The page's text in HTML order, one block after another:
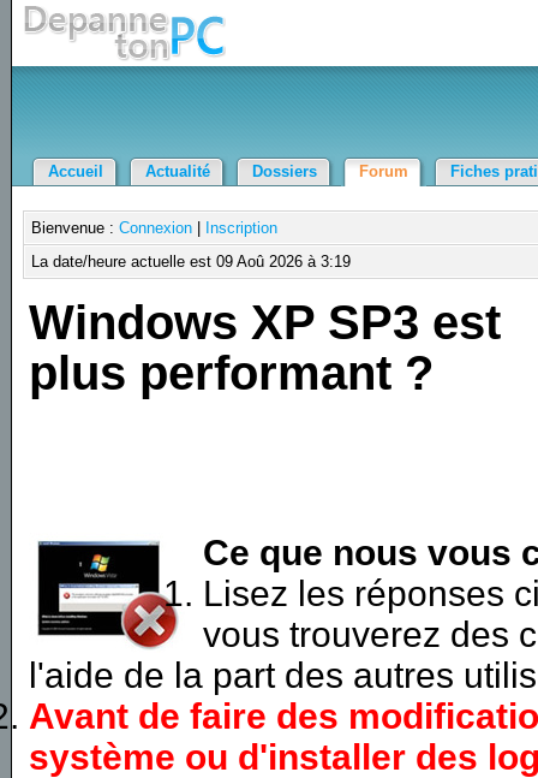
Accueil Actualité Dossiers Forum Fiches
Bienvenue :Connexion
Inscription
La date/heure actuelle est 09 Aoû 2026 à 3:19
Windows XP SP3 est
plus performant ?
Ce que nous vous
Lisez les réponses
vous trouverez des
l'aide de la part des autres
Avant de faire des
système ou d'installer des